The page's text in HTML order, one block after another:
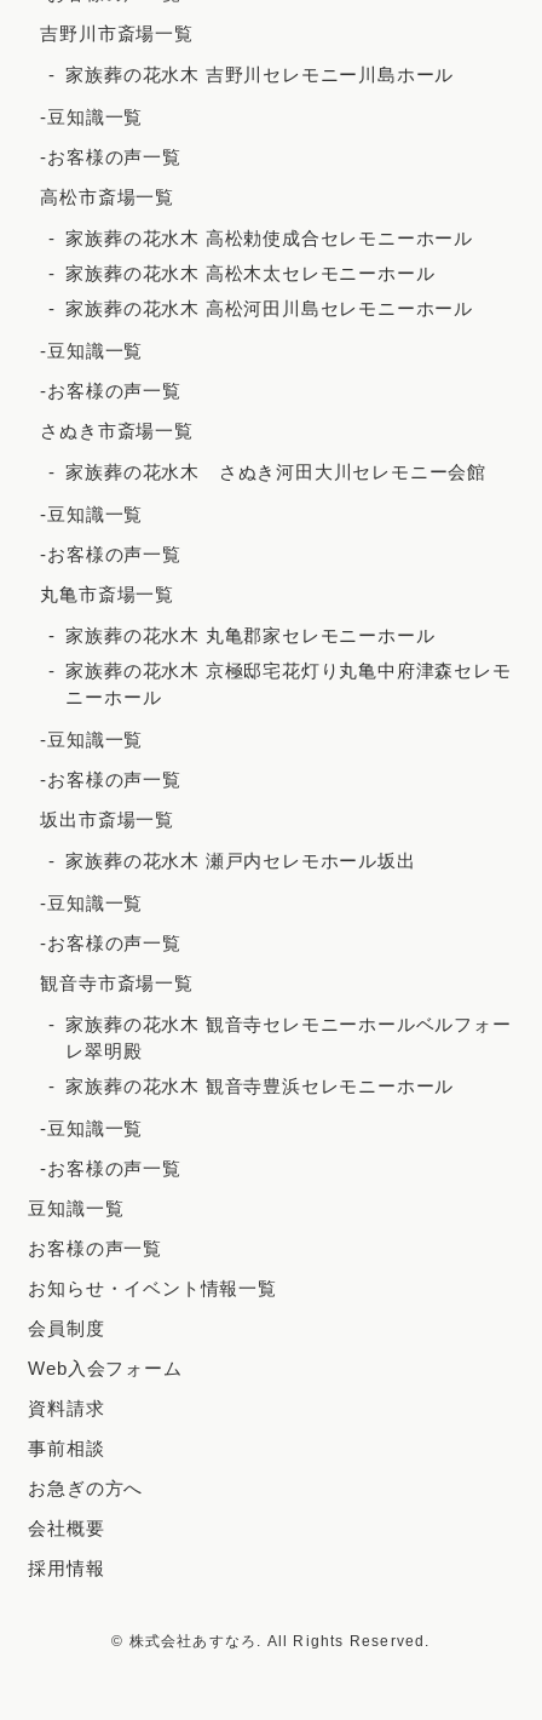
2022年9月
2022年7月
2022年2月
2021年12月
2021年11月
2021年10月
2021年9月
2021年8月
2021年7月
2021年6月
2021年3月
2021年2月
2020年12月
2020年8月
2020年7月
2020年5月
吉野川市斎場一覧
家族葬の花水木 吉野川セレモニー川島ホール
-豆知識一覧
-お客様の声一覧
高松市斎場一覧
家族葬の花水木 高松勅使成合セレモニーホール
家族葬の花水木 高松木太セレモニーホール
家族葬の花水木 高松河田川島セレモニーホール
-豆知識一覧
-お客様の声一覧
さぬき市斎場一覧
家族葬の花水木 さぬき河田大川セレモニー会館
-豆知識一覧
-お客様の声一覧
丸亀市斎場一覧
家族葬の花水木 丸亀郡家セレモニーホール
家族葬の花水木 京極邸宅花灯り丸亀中府津森セレモ
ニーホール
-豆知識一覧
-お客様の声一覧
坂出市斎場一覧
家族葬の花水木 瀬戸内セレモホール坂出
-豆知識一覧
-お客様の声一覧
観音寺市斎場一覧
家族葬の花水木 観音寺セレモニーホールベルフォー
レ翠明殿
家族葬の花水木 観音寺豊浜セレモニーホール
-豆知識一覧
-お客様の声一覧
豆知識一覧
お客様の声一覧
お知らせ・イベント情報一覧
会員制度
Web入会フォーム
資料請求
事前相談
お急ぎの方へ
会社概要
採用情報
© 株式会社あすなろ. All Rights Reserved.